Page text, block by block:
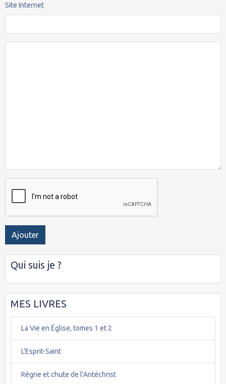
Site Internet
Ajouter
Qui suis je ?
MES LIVRES
La Vie en Église, tomes 1 et 2
L'Esprit-Saint
Règne et chute de l'Antéchrist